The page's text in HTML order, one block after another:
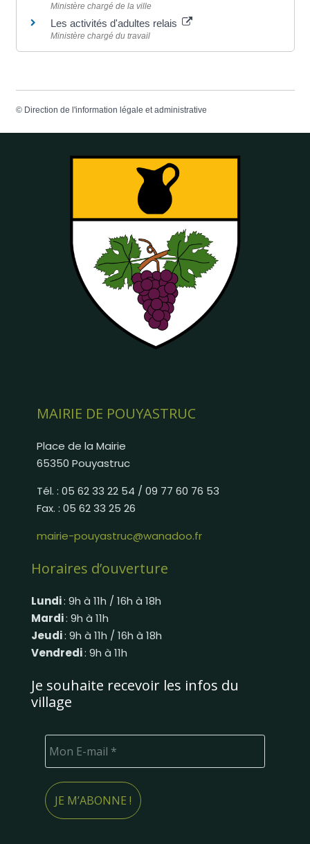
Ministère chargé de la ville
Les activités d'adultes relais
Ministère chargé du travail
© Direction de l'information légale et administrative
MAIRIE DE POUYASTRUC
Place de la Mairie
65350 Pouyastruc
Tél. : 05 62 33 22 54 / 09 77 60 76 53
Fax. : 05 62 33 25 26
mairie-pouyastruc@wanadoo.fr
Horaires d’ouverture
Lundi: 9h à 11h / 16h à 18h
Mardi: 9h à 11h
Jeudi: 9h à 11h / 16h à 18h
Vendredi: 9h à 11h
Je souhaite recevoir les infos du
village